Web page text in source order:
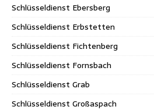
Schlüsseldienst Ebersberg
Schlüsseldienst Erbstetten
Schlüsseldienst Fichtenberg
Schlüsseldienst Fornsbach
Schlüsseldienst Grab
Schlüsseldienst Großaspach